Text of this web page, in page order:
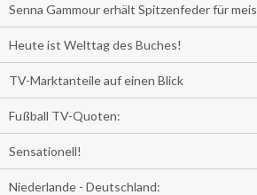
Senna Gammour erhält Spitzenfeder für
Heute ist Welttag des Buches!
TV-Marktanteile auf einen Blick
Fußball TV-Quoten:
Sensationell!
Niederlande - Deutschland: